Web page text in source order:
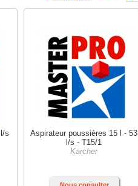
s
Aspirateur poussières 15 l - 53
l/s - T15/1
Karcher